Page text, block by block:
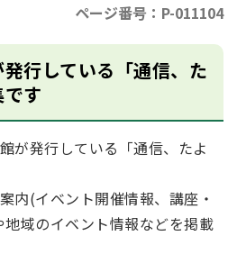
ページ番号：P-011104
行している「通信、た
す
が発行している「通信、たよ
内(イベント開催情報、講座・
域のイベント情報などを掲載